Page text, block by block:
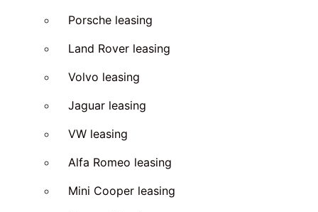
Porsche leasing
Land Rover leasing
Volvo leasing
Jaguar leasing
VW leasing
Alfa Romeo leasing
Mini Cooper leasing